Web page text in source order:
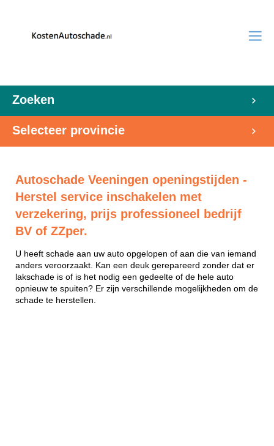
Zoeken
Selecteer provincie
Autoschade Veeningen openingstijden -
Herstel service inschakelen met
verzekering, prijs professioneel bedrijf
BV of ZZper.
U heeft schade aan uw auto opgelopen of aan die van iemand
anders veroorzaakt. Kan een deuk gerepareerd zonder dat er
lakschade is of is het nodig een gedeelte of de hele auto
opnieuw te spuiten? Er zijn verschillende mogelijkheden om de
schade te herstellen.